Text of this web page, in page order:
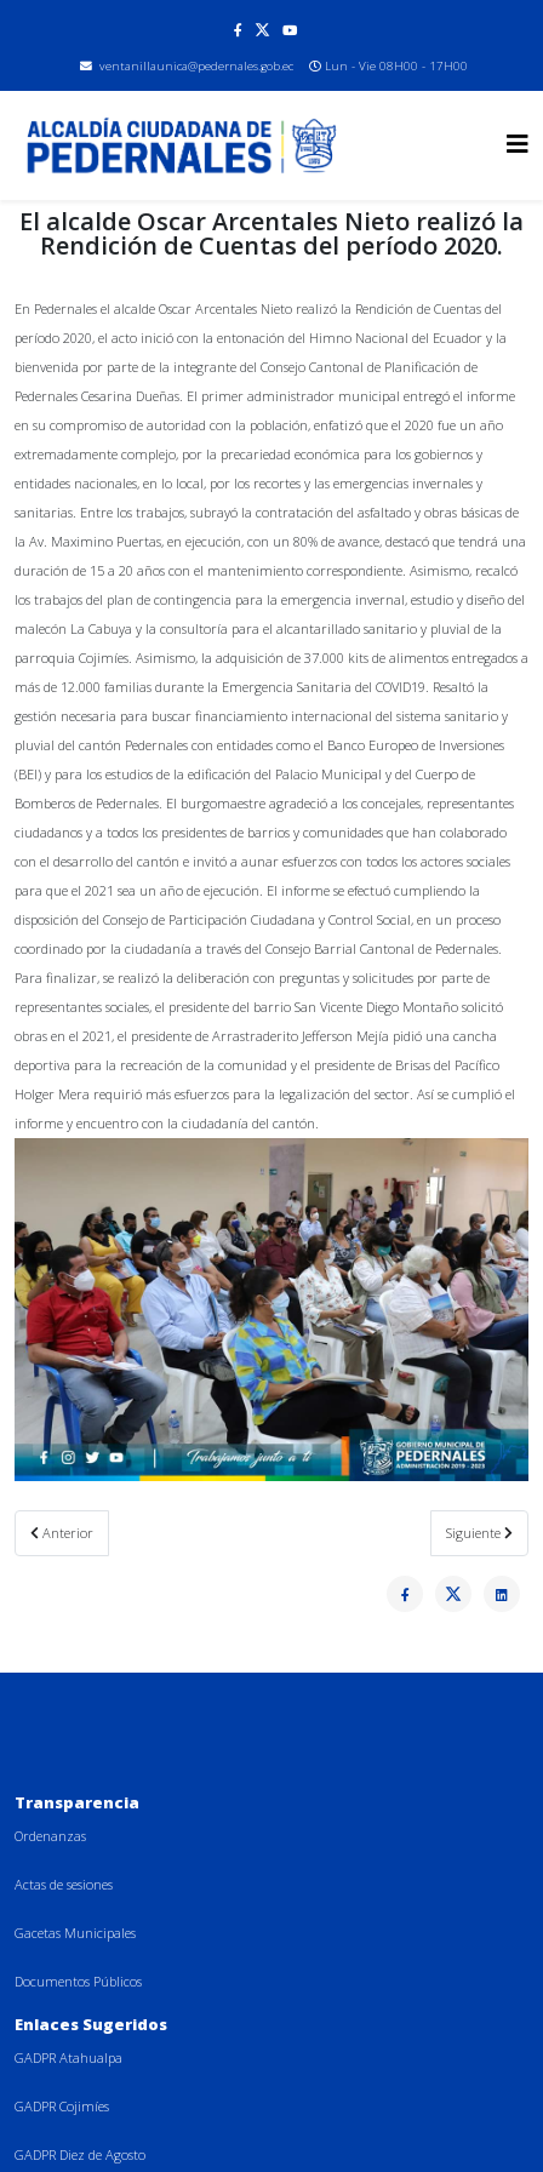
ventanillaunica@pedernales.gob.ec Lun - Vie 08H00 - 17H00
El alcalde Oscar Arcentales Nieto realizó la
Rendición de Cuentas del período 2020.
En Pedernales el alcalde Oscar Arcentales Nieto realizó la Rendición de Cuentas del
período 2020, el acto inició con la entonación del Himno Nacional del Ecuador y la
bienvenida por parte de la integrante del Consejo Cantonal de Planificación de
Pedernales Cesarina Dueñas. El primer administrador municipal entregó el informe
en su compromiso de autoridad con la población, enfatizó que el 2020 fue un año
extremadamente complejo, por la precariedad económica para los gobiernos y
entidades nacionales, en lo local, por los recortes y las emergencias invernales y
sanitarias. Entre los trabajos, subrayó la contratación del asfaltado y obras básicas de
la Av. Maximino Puertas, en ejecución, con un 80% de avance, destacó que tendrá una
duración de 15 a 20 años con el mantenimiento correspondiente. Asimismo, recalcó
los trabajos del plan de contingencia para la emergencia invernal, estudio y diseño del
malecón La Cabuya y la consultoría para el alcantarillado sanitario y pluvial de la
parroquia Cojimíes. Asimismo, la adquisición de 37.000 kits de alimentos entregados a
más de 12.000 familias durante la Emergencia Sanitaria del COVID19. Resaltó la
gestión necesaria para buscar financiamiento internacional del sistema sanitario y
pluvial del cantón Pedernales con entidades como el Banco Europeo de Inversiones
(BEI) y para los estudios de la edificación del Palacio Municipal y del Cuerpo de
Bomberos de Pedernales. El burgomaestre agradeció a los concejales, representantes
ciudadanos y a todos los presidentes de barrios y comunidades que han colaborado
con el desarrollo del cantón e invitó a aunar esfuerzos con todos los actores sociales
para que el 2021 sea un año de ejecución. El informe se efectuó cumpliendo la
disposición del Consejo de Participación Ciudadana y Control Social, en un proceso
coordinado por la ciudadanía a través del Consejo Barrial Cantonal de Pedernales.
Para finalizar, se realizó la deliberación con preguntas y solicitudes por parte de
representantes sociales, el presidente del barrio San Vicente Diego Montaño solicitó
obras en el 2021, el presidente de Arrastraderito Jefferson Mejía pidió una cancha
deportiva para la recreación de la comunidad y el presidente de Brisas del Pacífico
Holger Mera requirió más esfuerzos para la legalización del sector. Así se cumplió el
informe y encuentro con la ciudadanía del cantón.
Artículo anterior: Elección de la reina de Pedernales 2022-2023
Anterior Artículo
Siguiente
Transparencia
Ordenanzas
Actas de sesiones
Gacetas Municipales
Documentos Públicos
Enlaces Sugeridos
GADPR Atahualpa
GADPR Cojimíes
GADPR Diez de Agosto